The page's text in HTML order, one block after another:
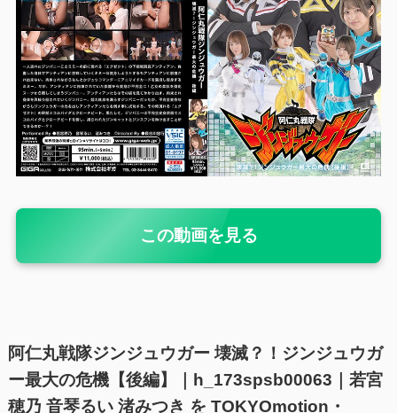
この動画を見る
阿仁丸戦隊ジンジュウガー 壊滅？！ジンジュウガ
ー最大の危機【後編】｜h_173spsb00063｜若宮
穂乃 音琴るい 渚みつき を TOKYOmotion・